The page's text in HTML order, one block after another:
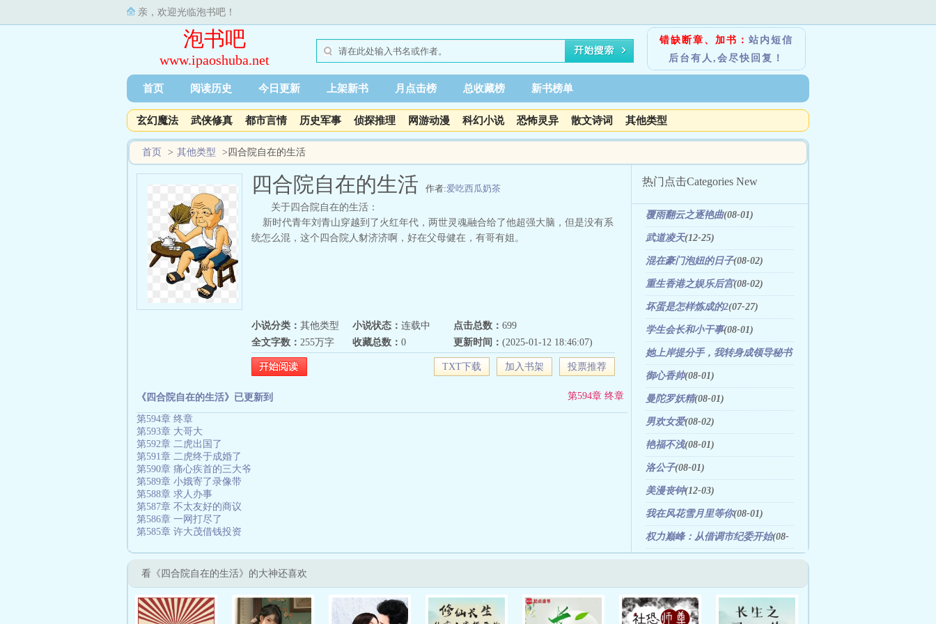
亲，欢迎光临泡书吧！
泡书吧
www.ipaoshuba.net
错缺断章、加书： 站内短信
后台有人,会尽快回复！
首页 阅读历史 今日更新 上架新书 月点击榜 总收藏榜 新书榜单
玄幻魔法 武侠修真 都市言情 历史军事 侦探推理 网游动漫 科幻小说 恐怖灵异 散文诗词 其他类型
首页 > 其他类型 > 四合院自在的生活
四合院自在的生活 作者:爱吃西瓜奶茶
关于四合院自在的生活：
新时代青年刘青山穿越到了火红年代，两世灵魂融合给了他超强大脑，但是没有系
统怎么混，这个四合院人豺济济啊，好在父母健在，有哥有姐。
小说分类： 其他类型 小说状态： 连载中 点击总数： 699
全文字数： 255万字 收藏总数： 0 更新时间： (2025-01-12 18:46:07)
TXT下载 加入书架 投票推荐
《四合院自在的生活》已更新到 第594章 终章
第594章 终章
第593章 大哥大
第592章 二虎出国了
第591章 二虎终于成婚了
第590章 痛心疾首的三大爷
第589章 小娥寄了录像带
第588章 求人办事
第587章 不太友好的商议
第586章 一网打尽了
第585章 许大茂借钱投资
热门点击Categories New
覆雨翻云之逐艳曲(08-01)
武道凌天(12-25)
混在豪门泡妞的日子(08-02)
重生香港之娱乐后宫(08-02)
坏蛋是怎样炼成的2(07-27)
学生会长和小干事(08-01)
她上岸提分手，我转身成领导秘书
(08-08)
御心香帅(08-01)
曼陀罗妖精(08-01)
男欢女爱(08-02)
艳福不浅(08-01)
洛公子(08-01)
美漫丧钟(12-03)
我在风花雪月里等你(08-01)
权力巅峰：从借调市纪委开始(08-
看《四合院自在的生活》的大神还喜欢